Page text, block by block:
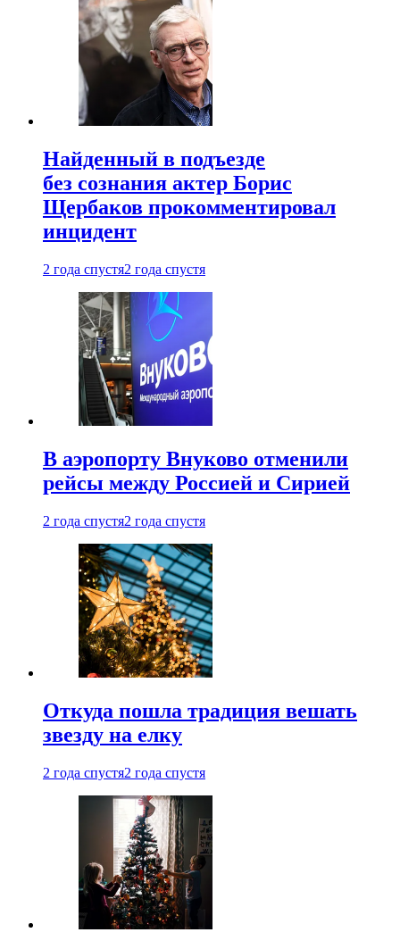
Найденный в подъезде
без сознания актер Борис
Щербаков прокомментировал
инцидент
2 года спустя2 года спустя
В аэропорту Внуково отменили
рейсы между Россией и Сирией
2 года спустя2 года спустя
Откуда пошла традиция вешать
звезду на елку
2 года спустя2 года спустя